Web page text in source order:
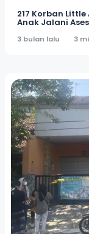
217 Korban
Anak Jalani
3 bulan lalu 3